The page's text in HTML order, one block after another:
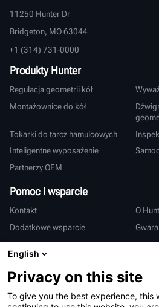
11250 Hunter Dr
Bridgeton, MO 63044
+1 (314) 731-0000
Produkty Hunter
Regulacja geometrii kół
Montażownice do kół
Tokarki do tarcz hamulcowych
Inteligentne wyposażenie
Partnerzy OEM
Pomoc i wsparcie
Kontakt
O
Dodatkowe wsparcie
Międzynarodowy
Sprzedaż i serwis
English
Privacy on this site
To give you the best experience, this